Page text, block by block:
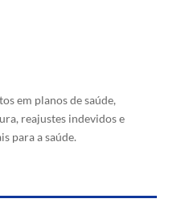
em planos de saúde,
reajustes indevidos e
para a saúde.
Saúde
de cobertura, reajustes
essenciais para a